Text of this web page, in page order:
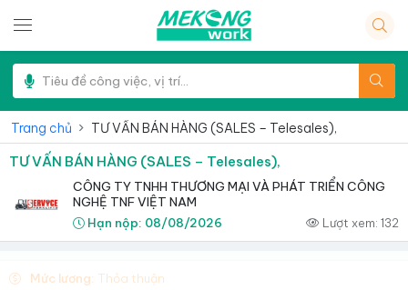
Trang chủ TƯ VẤN BÁN HÀNG (SALES – Telesales),
TƯ VẤN BÁN HÀNG (SALES – Telesales),
CÔNG TY TNHH THƯƠNG MẠI VÀ PHÁT TRIỂN CÔNG
NGHỆ TNF VIỆT NAM
Hạn nộp: 08/08/2026 Lượt xem: 132
Mức lương: Thỏa thuận